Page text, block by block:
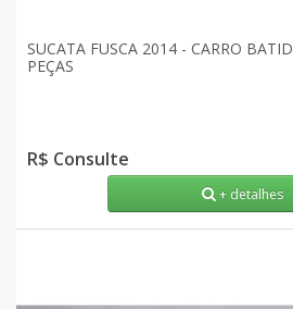
SUCATA FUSCA 2014 - CARRO
PEÇAS
R$ Consulte
+ detalhes